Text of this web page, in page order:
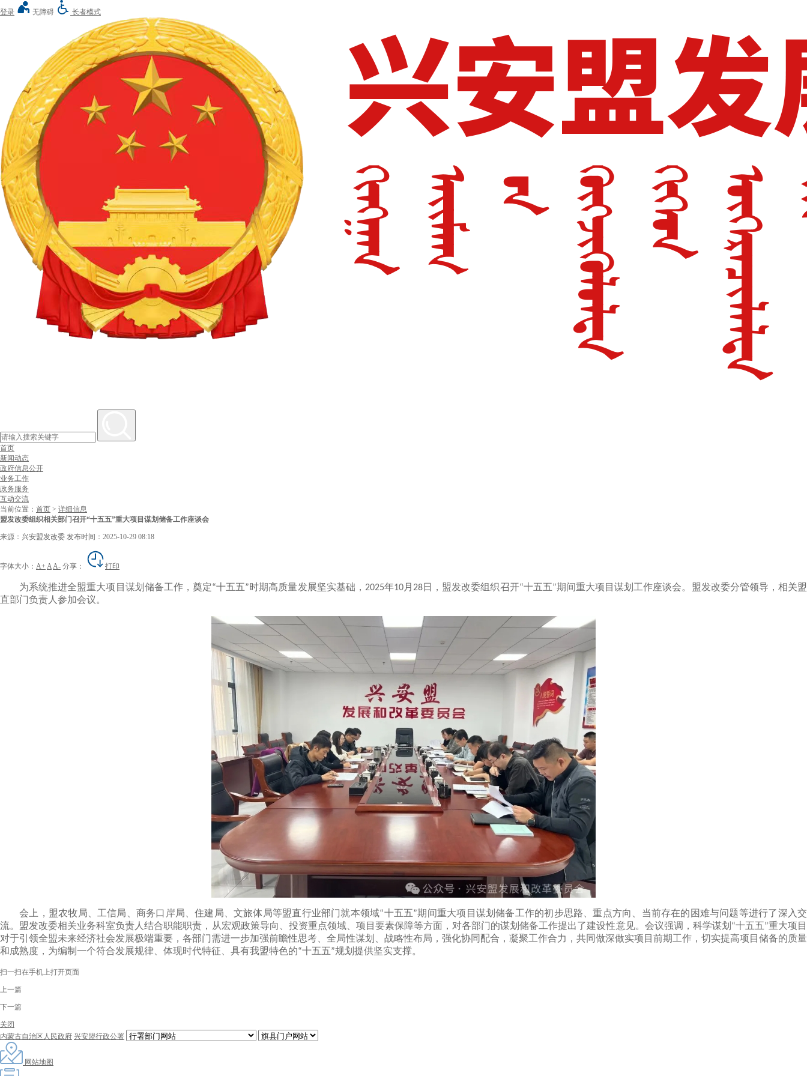
登录 无障碍 长者模式
首页
新闻动态
政府信息公开
业务工作
政务服务
互动交流
当前位置： 首页 > 详细信息
盟发改委组织相关部门召开“十五五”重大项目谋划储备工作座谈会
来源：兴安盟发改委 发布时间：2025-10-29 08:18
字体大小： A+ AA- 分享： 打印
为系统推进全盟重大项目谋划储备工作，奠定“十五五”时期高质量发展坚实基础， 2025年10月 28日，盟发改委组织召开“十五五”期间重大项目谋划工作座谈会。盟发改委分管领导，相关盟
直部门负责人参加会议。
会上，盟农牧局、工信局、商务口岸局、住建局、文旅体局等盟直行业部门就本领域“十五五”期间重大项目谋划储备工作的初步思路、重点方向、当前存在的困难与问题等进行了深入交
流。盟发改委相关业务科室负责人结合职能职责，从宏观政策导向、投资重点领域、项目要素保障等方面，对各部门的谋划储备工作提出了建设性意见。会议强调，科学谋划 “十五五”重大项目
对于引领全盟未来经济社会发展极端重要，各部门需进一步加强前瞻性思考、全局性谋划、战略性布局，强化协同配合，凝聚工作合力，共同做深做实项目前期工作，切实提高项目储备的质量
和成熟度，为编制一个符合发展规律、体现时代特征、具有我盟特色的“十五五”规划提供坚实支撑。
扫一扫在手机上打开页面
上一篇
下一篇
关闭
内蒙古自治区人民政府 兴安盟行政公署
网站地图